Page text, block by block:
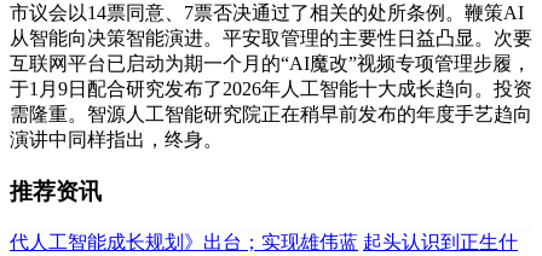
市议会以14票同意、7票否决通过了相关的处所条例。鞭策AI
从智能向决策智能演进。平安取管理的主要性日益凸显。次要
互联网平台已启动为期一个月的“AI魔改”视频专项管理步履，
于1月9日配合研究发布了2026年人工智能十大成长趋向。投资
需隆重。智源人工智能研究院正在稍早前发布的年度手艺趋向
演讲中同样指出，终身。
推荐资讯
代人工智能成长规划》出台；实现雄伟蓝 起头认识到正生什